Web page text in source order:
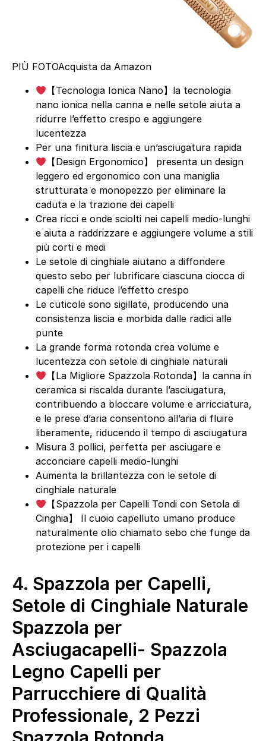
PIÙ FOTOAcquista da Amazon
【Tecnologia Ionica Nano】la tecnologia
nano ionica nella canna e nelle setole aiuta a
ridurre l’effetto crespo e aggiungere
lucentezza
Per una finitura liscia e un’asciugatura rapida
【Design Ergonomico】 presenta un design
leggero ed ergonomico con una maniglia
strutturata e monopezzo per eliminare la
caduta e la trazione dei capelli
Crea ricci e onde sciolti nei capelli medio-lunghi
e aiuta a raddrizzare e aggiungere volume a stili
più corti e medi
Le setole di cinghiale aiutano a diffondere
questo sebo per lubrificare ciascuna ciocca di
capelli che riduce l’effetto crespo
Le cuticole sono sigillate, producendo una
consistenza liscia e morbida dalle radici alle
punte
La grande forma rotonda crea volume e
lucentezza con setole di cinghiale naturali
【La Migliore Spazzola Rotonda】la canna in
ceramica si riscalda durante l’asciugatura,
contribuendo a bloccare volume e arricciatura,
e le prese d’aria consentono all’aria di fluire
liberamente, riducendo il tempo di asciugatura
Misura 3 pollici, perfetta per asciugare e
acconciare capelli medio-lunghi
Aumenta la brillantezza con le setole di
cinghiale naturale
【Spazzola per Capelli Tondi con Setola di
Cinghia】 Il cuoio capelluto umano produce
naturalmente olio chiamato sebo che funge da
protezione per i capelli
4. Spazzola per Capelli,
Setole di Cinghiale Naturale
Spazzola per
Asciugacapelli- Spazzola
Legno Capelli per
Parrucchiere di Qualità
Professionale, 2 Pezzi